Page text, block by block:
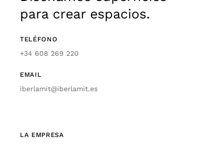
para crear espacios.
TELÉFONO
+34 608 269 220
EMAIL
iberlamit@iberlamit.es
LA EMPRESA